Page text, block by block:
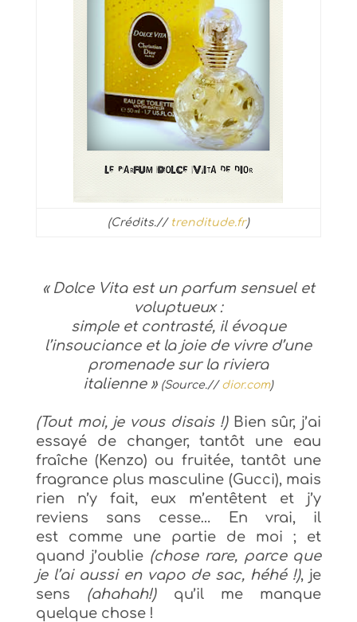
(Crédits.// trenditude.fr)
« Dolce Vitaest un parfum sensuel et
voluptueux :
simple et contrasté, il évoque
l’insouciance et la joie de vivre d’une
promenade sur la riviera
italienne » (Source.// dior.com)
(Tout moi, je vous disais !)Bien sûr, j’ai
essayé de changer, tantôt une eau
fraîche (Kenzo) ou fruitée, tantôt une
fragrance plus masculine (Gucci), mais
rien n’y fait, eux m’entêtent et j’y
reviens sans cesse… En vrai, il
est comme une partie de moi ; et
quand j’oublie (chose rare, parce que
je l’ai aussi en vapo de sac, héhé !), je
sens (ahahah!)qu’il me manque
quelque chose !